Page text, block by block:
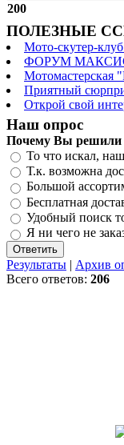
200
ПОЛЕЗНЫЕ
Мото-скутер-
ФОРУМ
Мотомастерская
Приятный
Открой свой
Наш опрос
Почему Вы решили
То что искал,
Т.к. возможна
Большой
Бесплатная
Удобный поиск
Я ни чего не
Результаты | Архив
Всего ответов: 206